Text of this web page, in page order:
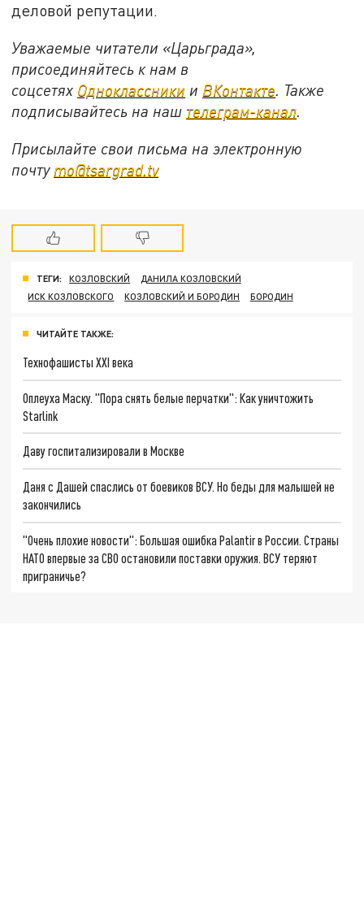
деловой репутации.
Уважаемые читатели «Царьграда»,
присоединяйтесь к нам в
соцсетях Одноклассники и ВКонтакте. Также
подписывайтесь на наш телеграм-канал.
Присылайте свои письма на электронную
почту mo@tsargrad.tv
ТЕГИ: КОЗЛОВСКИЙ
ДАНИЛА КОЗЛОВСКИЙ
ИСК КОЗЛОВСКОГО
КОЗЛОВСКИЙ И БОРОДИН БОРОДИН
ЧИТАЙТЕ ТАКЖЕ:
Технофашисты XXI века
Оплеуха Маску. "Пора снять белые перчатки": Как уничтожить
Starlink
Даву госпитализировали в Москве
Даня с Дашей спаслись от боевиков ВСУ. Но беды для малышей не
закончились
"Очень плохие новости": Большая ошибка Palantir в России. Страны
НАТО впервые за СВО остановили поставки оружия. ВСУ теряют
приграничье?